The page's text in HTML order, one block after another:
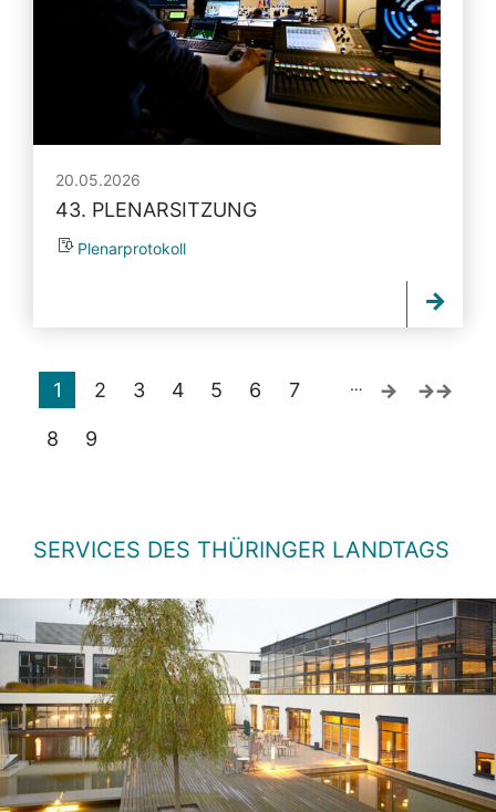
20.05.2026
43. PLENARSITZUNG
Plenarprotokoll
1 2 3 4 5 6 7
8 9
…
SERVICES DES THÜRINGER LANDTAGS